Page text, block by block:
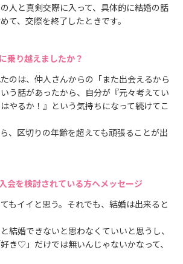
人と真剣交際に入って、具体的に結婚の話
て、交際を終了したときです。
乗り越えましたか？
のは、仲人さんからの「また出会えるから
う話があったから、自分が『元々考えてい
やるか！』という気持ちになって続けてこ
、区切りの年齢を超えても頑張ることが出
会を検討されている方へメッセージ
もイイと思う。それでも、結婚は出来ると
結婚できないと思わなくていいと思うし、
き♡」だけでは無いんじゃないかなって、